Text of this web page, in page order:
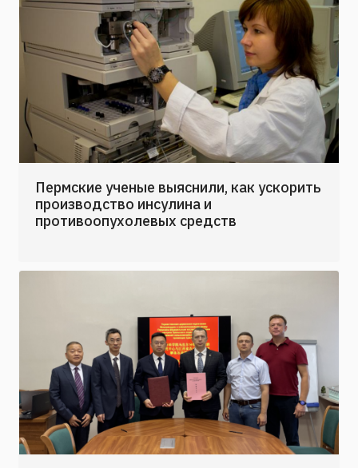
Пермские ученые выяснили, как ускорить
производство инсулина и
противоопухолевых средств